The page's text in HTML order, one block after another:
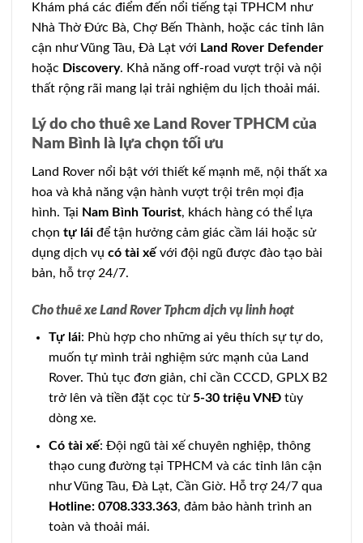
Khám phá các điểm đến nổi tiếng tại TPHCM như
Nhà Thờ Đức Bà, Chợ Bến Thành, hoặc các tỉnh lân
cận như Vũng Tàu, Đà Lạt với Land Rover Defender
hoặc Discovery. Khả năng off-road vượt trội và nội
thất rộng rãi mang lại trải nghiệm du lịch thoải mái.
Lý do cho thuê xe Land Rover TPHCM của
Nam Bình là lựa chọn tối ưu
Land Rover nổi bật với thiết kế mạnh mẽ, nội thất xa
hoa và khả năng vận hành vượt trội trên mọi địa
hình. Tại Nam Bình Tourist, khách hàng có thể lựa
chọn tự lái để tận hưởng cảm giác cầm lái hoặc sử
dụng dịch vụ có tài xế với đội ngũ được đào tạo bài
bản, hỗ trợ 24/7.
Cho thuê xe Land Rover Tphcm dịch vụ linh hoạt
Tự lái: Phù hợp cho những ai yêu thích sự tự do,
muốn tự mình trải nghiệm sức mạnh của Land
Rover. Thủ tục đơn giản, chỉ cần CCCD, GPLX B2
trở lên và tiền đặt cọc từ 5-30 triệu VNĐtùy
dòng xe.
Có tài xế: Đội ngũ tài xế chuyên nghiệp, thông
thạo cung đường tại TPHCM và các tỉnh lân cận
như Vũng Tàu, Đà Lạt, Cần Giờ. Hỗ trợ 24/7 qua
Hotline: 0708.333.363, đảm bảo hành trình an
toàn và thoải mái.